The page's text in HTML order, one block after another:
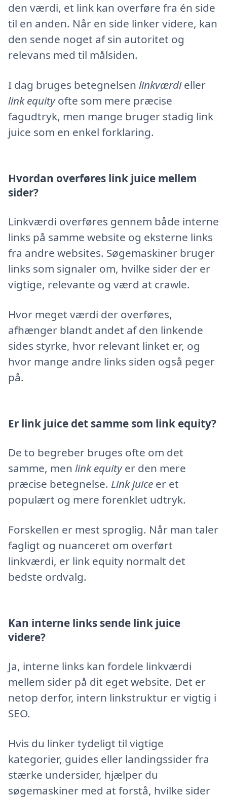
den værdi, et link kan overføre fra én side
til en anden. Når en side linker videre, kan
den sende noget af sin autoritet og
relevans med til målsiden.
I dag bruges betegnelsen linkværdieller
link equityofte som mere præcise
fagudtryk, men mange bruger stadig link
juice som en enkel forklaring.
Hvordan overføres link juice mellem
sider?
Linkværdi overføres gennem både interne
links på samme website og eksterne links
fra andre websites. Søgemaskiner bruger
links som signaler om, hvilke sider der er
vigtige, relevante og værd at crawle.
Hvor meget værdi der overføres,
afhænger blandt andet af den linkende
sides styrke, hvor relevant linket er, og
hvor mange andre links siden også peger
på.
Er link juice det samme som link equity?
De to begreber bruges ofte om det
samme, men link equityer den mere
præcise betegnelse. Link juice er et
populært og mere forenklet udtryk.
Forskellen er mest sproglig. Når man taler
fagligt og nuanceret om overført
linkværdi, er link equity normalt det
bedste ordvalg.
Kan interne links sende link juice
videre?
Ja, interne links kan fordele linkværdi
mellem sider på dit eget website. Det er
netop derfor, intern linkstruktur er vigtig i
SEO.
Hvis du linker tydeligt til vigtige
kategorier, guides eller landingssider fra
stærke undersider, hjælper du
søgemaskiner med at forstå, hvilke sider